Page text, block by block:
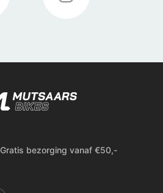
Gratis bezorging vanaf €50,-